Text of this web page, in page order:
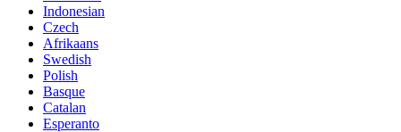
Indonesian
Czech
Afrikaans
Swedish
Polish
Basque
Catalan
Esperanto